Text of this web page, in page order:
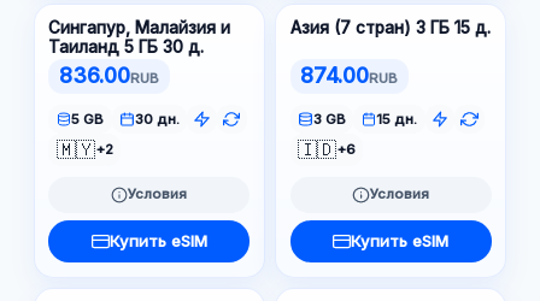
Сингапур, Малайзия и
Таиланд 5 ГБ 30 д.
836.00RUB
5 GB 30 дн.
🇲🇾+2
Условия
Купить eSIM
Азия (7 стран) 3 ГБ 15 д.
874.00RUB
3 GB 15 дн.
🇮🇩+6
Условия
Купить eSIM